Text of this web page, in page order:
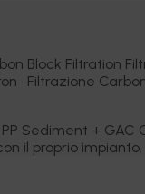
Block Filtration
• Filtrazione
Sediment +
il proprio impianto.